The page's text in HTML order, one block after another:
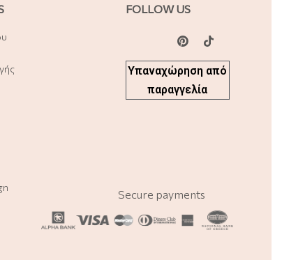
FOLLOW US
Υπαναχώρηση από
παραγγελία
Secure payments